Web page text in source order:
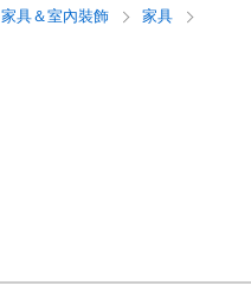
家具＆室內裝飾
家具